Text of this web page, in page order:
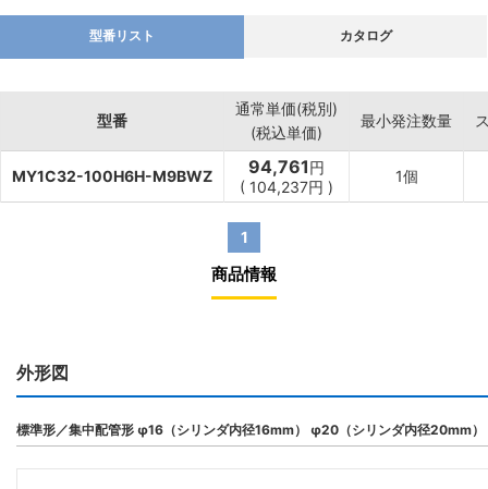
型番リスト カタログ
型番
通常単価(税別)
(税込単価)
最小発注数量
MY1C32-100H6H-M9BWZ 94,761円
( 104,237円 )
1個
1
商品情報
外形図
標準形／集中配管形 φ16（シリンダ内径16mm） φ20（シリンダ内径20mm）